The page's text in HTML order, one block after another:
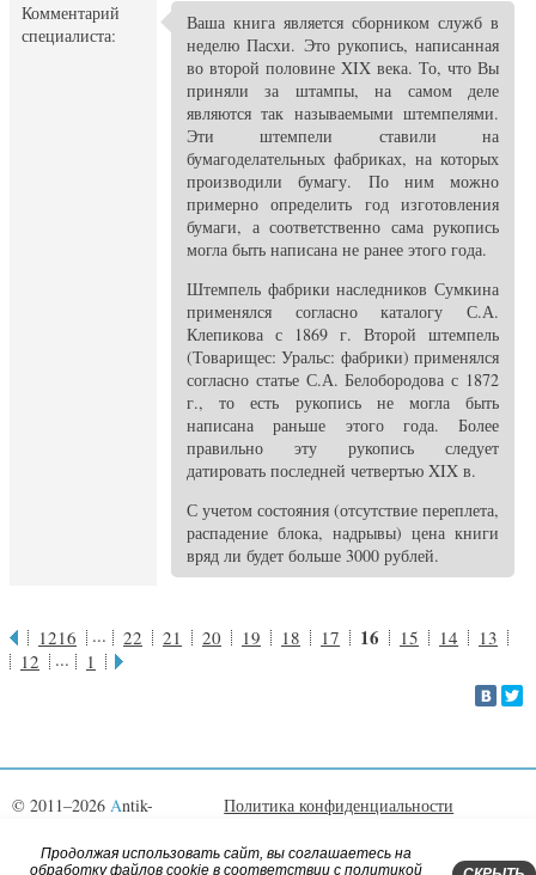
Комментарий
специалиста:
Ваша книга является сборником служб в
неделю Пасхи. Это рукопись, написанная
во второй половине XIX века. То, что Вы
приняли за штампы, на самом деле
являются так называемыми штемпелями.
Эти штемпели ставили на
бумагоделательных фабриках, на которых
производили бумагу. По ним можно
примерно определить год изготовления
бумаги, а соответственно сама рукопись
могла быть написана не ранее этого года.
Штемпель фабрики наследников Сумкина
применялся согласно каталогу С.А.
Клепикова с 1869 г. Второй штемпель
(Товарищес: Уральс: фабрики) применялся
согласно статье С.А. Белобородова с 1872
г., то есть рукопись не могла быть
написана раньше этого года. Более
правильно эту рукопись следует
датировать последней четвертью XIX в.
С учетом состояния (отсутствие переплета,
распадение блока, надрывы) цена книги
вряд ли будет больше 3000 рублей.
1216 ... 22 21 20 19 18 17 16 15 14
13
12
... 1
Политика конфиденциальности
Поиск по сайту
Правила сайта
© 2011–2026 Antik-
Продолжая использовать сайт, вы соглашаетесь на
обработку файлов cookie в соответствии c политикой